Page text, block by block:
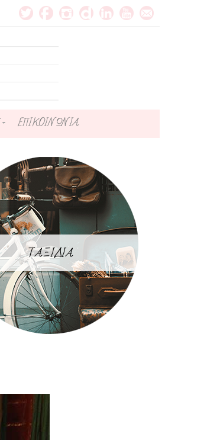
ΕΠΙΚΟΙΝΩΝΙΑ
ΤΑΞΙΔΙΑ